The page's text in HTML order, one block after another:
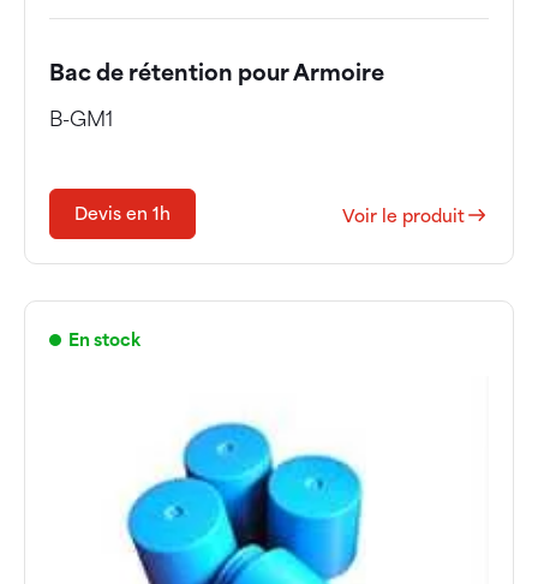
Bac de rétention pour Armoire
B-GM1
Devis en 1h Voir le produit
En stock